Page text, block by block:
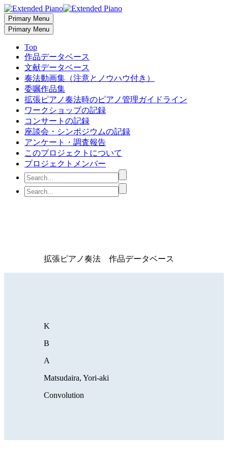
Primary Menu
Primary Menu
Top
作品データベース
文献データベース
奏法動画集（注意とノウハウ付き）
委嘱作品集
拡張ピアノ奏法時のピアノ管理ガイドライン
ワークショップの記録
コンサートの記録
座談会・シンポジウムの記録
アンケート・調査報告
このプロジェクトについて
プロジェクトメンバー
拡張ピアノ奏法 作品データベース
K
B
A
Matsudaira, Yori-aki
Convolution